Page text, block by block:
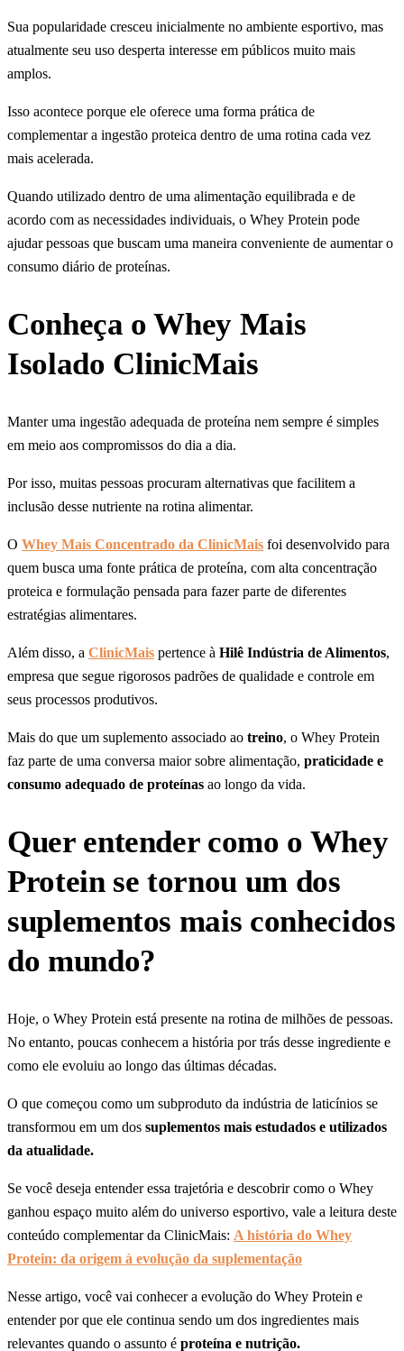
Sua popularidade cresceu inicialmente no ambiente esportivo, mas
atualmente seu uso desperta interesse em públicos muito mais
amplos.
Isso acontece porque ele oferece uma forma prática de
complementar a ingestão proteica dentro de uma rotina cada vez
mais acelerada.
Quando utilizado dentro de uma alimentação equilibrada e de
acordo com as necessidades individuais, o Whey Protein pode
ajudar pessoas que buscam uma maneira conveniente de aumentar o
consumo diário de proteínas.
Conheça o Whey Mais
Isolado ClinicMais
Manter uma ingestão adequada de proteína nem sempre é simples
em meio aos compromissos do dia a dia.
Por isso, muitas pessoas procuram alternativas que facilitem a
inclusão desse nutriente na rotina alimentar.
O Whey Mais Concentrado da ClinicMais foi desenvolvido para
quem busca uma fonte prática de proteína, com alta concentração
proteica e formulação pensada para fazer parte de diferentes
estratégias alimentares.
Além disso, a ClinicMais pertence à Hilê Indústria de Alimentos,
empresa que segue rigorosos padrões de qualidade e controle em
seus processos produtivos.
Mais do que um suplemento associado ao treino, o Whey Protein
faz parte de uma conversa maior sobre alimentação, praticidade e
consumo adequado de proteínas ao longo da vida.
Quer entender como o Whey
Protein se tornou um dos
suplementos mais conhecidos
do mundo?
Hoje, o Whey Protein está presente na rotina de milhões de pessoas.
No entanto, poucas conhecem a história por trás desse ingrediente e
como ele evoluiu ao longo das últimas décadas.
O que começou como um subproduto da indústria de laticínios se
transformou em um dos suplementos mais estudados e utilizados
da atualidade.
Se você deseja entender essa trajetória e descobrir como o Whey
ganhou espaço muito além do universo esportivo, vale a leitura deste
conteúdo complementar da ClinicMais: A história do Whey
Protein: da origem à evolução da suplementação
Nesse artigo, você vai conhecer a evolução do Whey Protein e
entender por que ele continua sendo um dos ingredientes mais
relevantes quando o assunto é proteína e nutrição.